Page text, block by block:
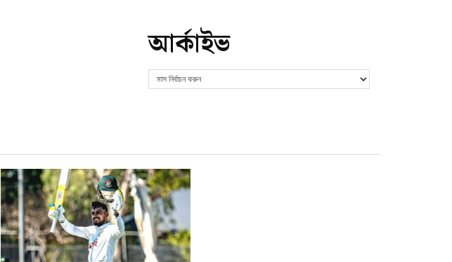
আর্কাইভ